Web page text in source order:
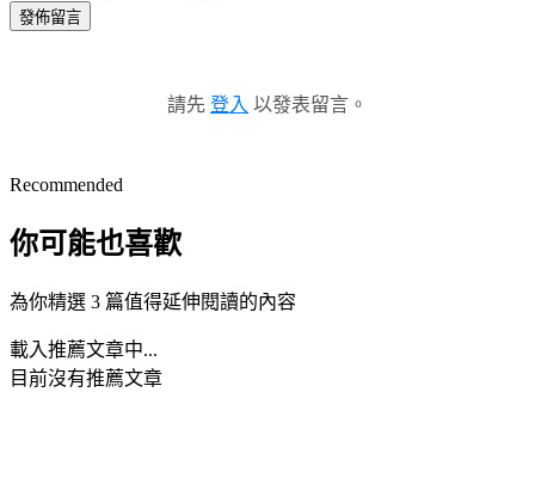
發佈留言
請先 登入 以發表留言。
Recommended
你可能也喜歡
為你精選 3 篇值得延伸閱讀的內容
載入推薦文章中...
目前沒有推薦文章